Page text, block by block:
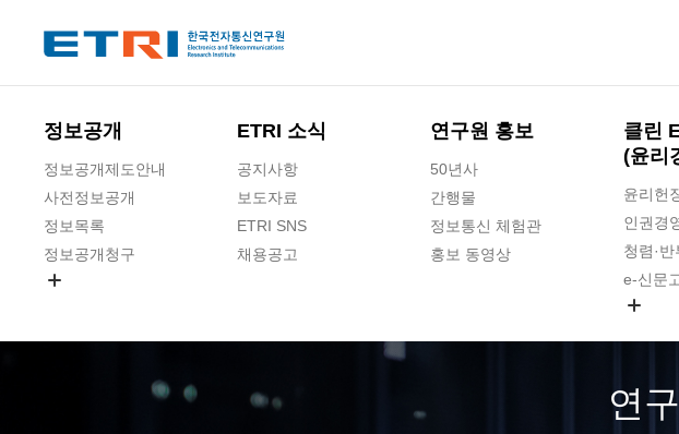
정보공개
정보공개제도안내
사전정보공개
정보목록
정보공개청구
ETRI 소식
공지사항
보도자료
ETRI SNS
채용공고
연구원 홍보
50년사
간행물
정보통신 체험관
홍보 동영상
클린
(윤리
윤리헌
인권경
청렴·
e-신문
고객의
수의계
연